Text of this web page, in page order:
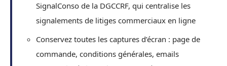
SignalConso de la DGCCRF, qui centralise les
signalements de litiges commerciaux en ligne
Conservez toutes les captures d’écran : page de
commande, conditions générales, emails